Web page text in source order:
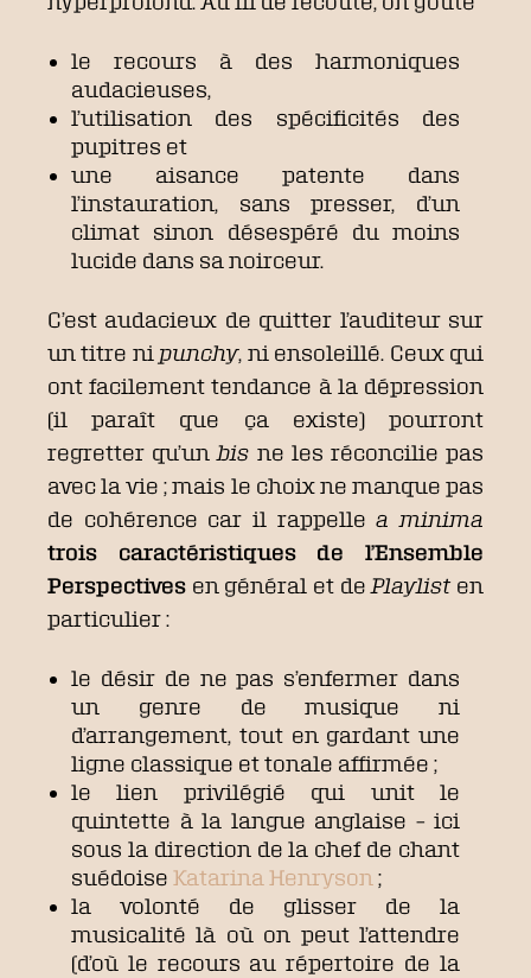
le recours à des harmoniques
audacieuses,
l’utilisation des spécificités des
pupitres et
une aisance patente dans
l’instauration, sans presser, d’un
climat sinon désespéré du moins
lucide dans sa noirceur.
C’est audacieux de quitter l’auditeur sur
un titre ni punchy, ni ensoleillé. Ceux qui
ont facilement tendance à la dépression
(il paraît que ça existe) pourront
regretter qu’un bis ne les réconcilie pas
avec la vie ; mais le choix ne manque pas
de cohérence car il rappellea minima
trois caractéristiques de l’Ensemble
Perspectives en général et de Playlisten
particulier :
le désir de ne pas s’enfermer dans
un genre de musique ni
d’arrangement, tout en gardant une
ligne classique et tonale affirmée ;
le lien privilégié qui unit le
quintette à la langue anglaise – ici
sous la direction de la chef de chant
suédoise Katarina Henryson ;
la volonté de glisser de la
musicalité là où on peut l’attendre
(d’où le recours au répertoire de la